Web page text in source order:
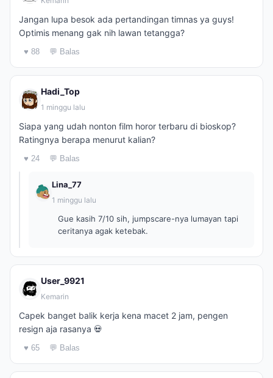
Jangan lupa besok ada pertandingan timnas ya guys!
Optimis menang gak nih lawan tetangga?
♥ 88 💬 Balas
Hadi_Top
1 minggu lalu
Siapa yang udah nonton film horor terbaru di bioskop?
Ratingnya berapa menurut kalian?
♥ 24 💬 Balas
Lina_77
1 minggu lalu
Gue kasih 7/10 sih, jumpscare-nya lumayan tapi
ceritanya agak ketebak.
User_9921
Kemarin
Capek banget balik kerja kena macet 2 jam, pengen
resign aja rasanya 💀
♥ 65 💬 Balas